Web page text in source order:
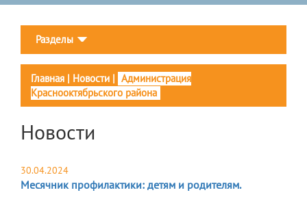
Разделы
Главная | Новости | Администрация
Краснооктябрьского района
Новости
30.04.2024
Месячник профилактики: детям и родителям.